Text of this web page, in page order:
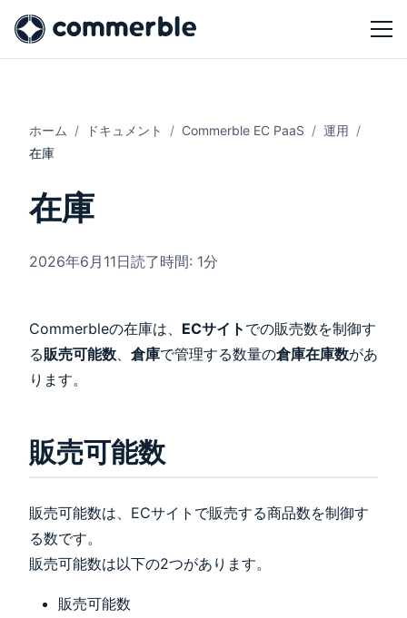
ホーム ドキュメント Commerble EC PaaS
運用
在庫
在庫
2026年6月11日読了時間: 1分
Commerbleの在庫は、 ECサイト での販売数を制御す
る販売可能数、 倉庫で管理する数量の倉庫在庫数があ
ります。
販売可能数
販売可能数は、ECサイトで販売する商品数を制御す
る数です。
販売可能数は以下の2つがあります。
販売可能数